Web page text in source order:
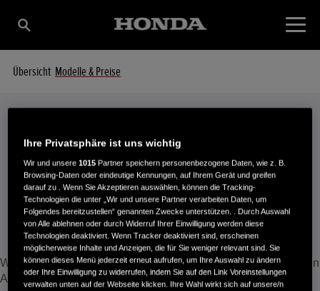
Übersicht Modelle & Preise
Modelle & Preise
AKKU-RASENTRIMMER
Wählen Sie einen Akku-Rasentrimmer aus, um die technischen
Angaben anzuzeigen zu lassen.
Ihre Privatsphäre ist uns wichtig
Wir und unsere1015 Partner speichern personenbezogene Daten, wie z. B.
Browsing-Daten oder eindeutige Kennungen, auf Ihrem Gerät und greifen
darauf zu . Wenn Sie Akzeptieren auswählen, können die Tracking-
Technologien die unter „Wir und unsere Partner verarbeiten Daten, um
Folgendes bereitzustellen“ genannten Zwecke unterstützen. . Durch Auswahl
von Alle ablehnen oder durch Widerruf Ihrer Einwilligung werden diese
Technologien deaktiviert. Wenn Tracker deaktiviert sind, erscheinen
möglicherweise Inhalte und Anzeigen, die für Sie weniger relevant sind. Sie
können dieses Menü jederzeit erneut aufrufen, um Ihre Auswahl zu ändern
oder Ihre Einwilligung zu widerrufen, indem Sie auf den Link Voreinstellungen
verwalten unten auf der Webseite klicken. Ihre Wahl wirkt sich auf unsere/n